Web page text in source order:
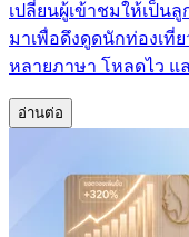
เปลี่ยนผู้เข้าชมให้เป็น
มาเพื่อดึงดูดนักท่องเที่ย
หลายภาษา โหลดไว แ
อ่านต่อ